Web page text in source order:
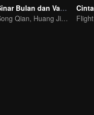
Sinar Bulan dan Valentine
Song Qian, Huang Jingyu menampilkan cinta selama ribuan tahun